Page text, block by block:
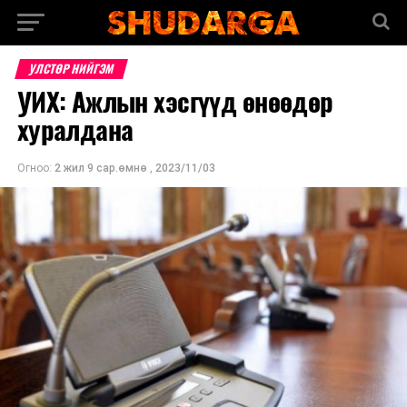
УЛСТӨР НИЙГЭМ
УИХ: Ажлын хэсгүүд өнөөдөр
хуралдана
Огноо: 2 жил 9 сар.өмнө , 2023/11/03